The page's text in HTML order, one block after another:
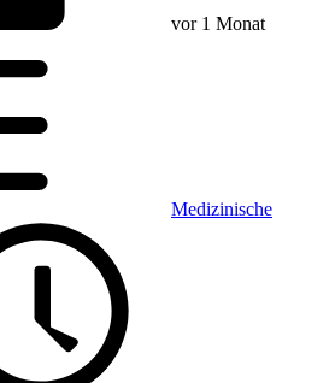
vor 1 Monat
Medizinische